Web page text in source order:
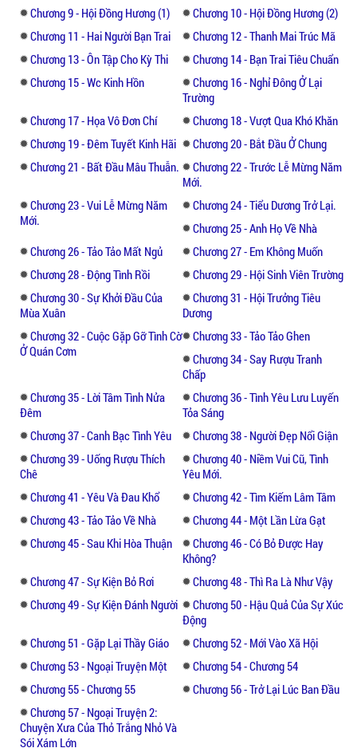
Chương 9 - Hội Đồng Hương (1)
Chương 10 - Hội Đồng Hương (2)
Chương 11 - Hai Người Bạn Trai
Chương 12 - Thanh Mai Trúc Mã
Chương 13 - Ôn Tập Cho Kỳ Thi
Chương 14 - Bạn Trai Tiêu Chuẩn
Chương 15 - Wc Kinh Hồn
Chương 16 - Nghỉ Đông Ở Lại
Trường
Chương 17 - Họa Vô Đơn Chí
Chương 18 - Vượt Qua Khó Khăn
Chương 19 - Đêm Tuyết Kinh Hãi
Chương 20 - Bắt Đầu Ở Chung
Chương 21 - Bất Đầu Mâu Thuẫn.
Chương 22 - Trước Lễ Mừng Năm
Mới.
Chương 23 - Vui Lễ Mừng Năm
Mới.
Chương 24 - Tiểu Dương Trở Lại.
Chương 25 - Anh Họ Về Nhà
Chương 26 - Tảo Tảo Mất Ngủ
Chương 27 - Em Không Muốn
Chương 28 - Động Tình Rồi
Chương 29 - Hội Sinh Viên Trường
Chương 30 - Sự Khởi Đầu Của
Mùa Xuân
Chương 31 - Hội Trưởng Tiêu
Dương
Chương 32 - Cuộc Gặp Gỡ Tình Cờ
Ở Quán Cơm
Chương 33 - Tảo Tảo Ghen
Chương 34 - Say Rượu Tranh
Chấp
Chương 35 - Lời Tâm Tình Nửa
Đêm
Chương 36 - Tình Yêu Lưu Luyến
Tỏa Sáng
Chương 37 - Canh Bạc Tình Yêu
Chương 38 - Người Đẹp Nổi Giận
Chương 39 - Uống Rượu Thích
Chê
Chương 40 - Niềm Vui Cũ, Tình
Yêu Mới.
Chương 41 - Yêu Và Đau Khổ
Chương 42 - Tìm Kiếm Lâm Tâm
Chương 43 - Tảo Tảo Về Nhà
Chương 44 - Một Lần Lừa Gạt
Chương 45 - Sau Khi Hòa Thuận
Chương 46 - Có Bỏ Được Hay
Không?
Chương 47 - Sự Kiện Bỏ Rơi
Chương 48 - Thì Ra Là Như Vậy
Chương 49 - Sự Kiện Đánh Người
Chương 50 - Hậu Quả Của Sự Xúc
Động
Chương 51 - Gặp Lại Thầy Giáo
Chương 52 - Mới Vào Xã Hội
Chương 53 - Ngoại Truyện Một
Chương 54 - Chương 54
Chương 55 - Chương 55
Chương 56 - Trở Lại Lúc Ban Đầu
Chương 57 - Ngoại Truyện 2:
Chuyện Xưa Của Thỏ Trắng Nhỏ Và
Sói Xám Lớn